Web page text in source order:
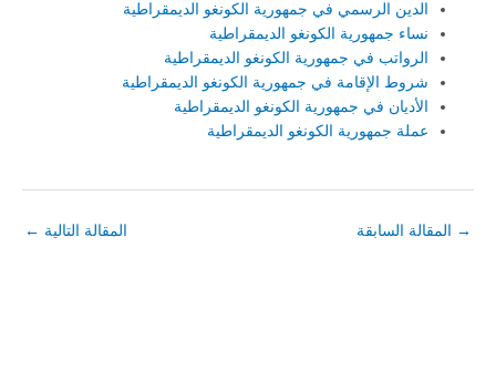
الدين الرسمي في جمهورية الكونغو الديمقراطية
نساء جمهورية الكونغو الديمقراطية
الرواتب في جمهورية الكونغو الديمقراطية
شروط الإقامة في جمهورية الكونغو الديمقراطية
الأديان في جمهورية الكونغو الديمقراطية
عملة جمهورية الكونغو الديمقراطية
→ المقالة السابقة المقالة التالية ←